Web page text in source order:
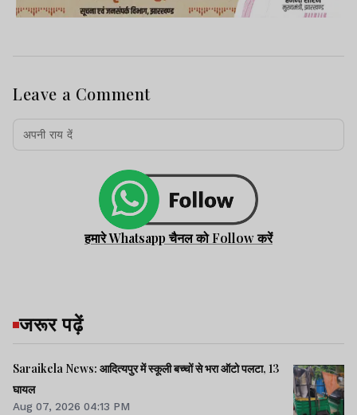
Leave a Comment
हमारे Whatsapp चैनल को Follow करें
जरूर पढ़ें
Saraikela News: आदित्यपुर में स्कूली बच्चों से भरा ऑटो पलटा, 13
घायल
Aug 07, 2026 04:13 PM